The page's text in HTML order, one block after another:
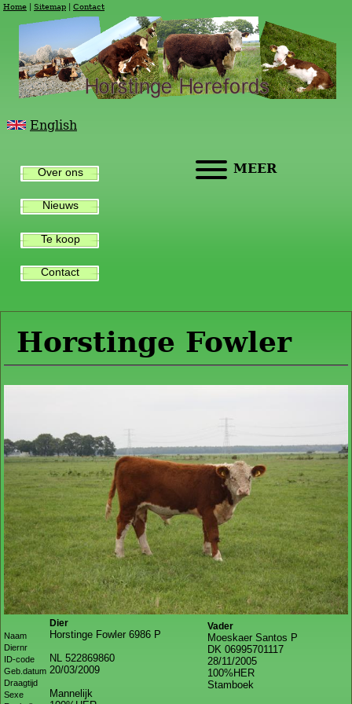
Home Sitemap Contact
English
Over ons
Nieuws
Te koop
Contact
MEER
Horstinge Fowler
Naam
Diernr
ID-code
Geb.datum
Draagtijd
Sexe
Dier
Horstinge Fowler 6986 P
NL 522869860
20/03/2009
Mannelijk
Vader
Moeskaer Santos P
DK 06995701117
28/11/2005
100%HER
Stamboek